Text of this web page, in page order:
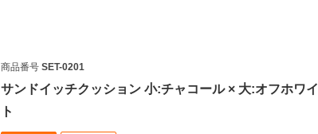
商品番号 SET-0201
サンドイッチクッション 小:チャコール × 大:オフホワイ
ト